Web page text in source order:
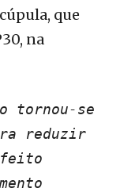
que
na
tornou-se
reduzir